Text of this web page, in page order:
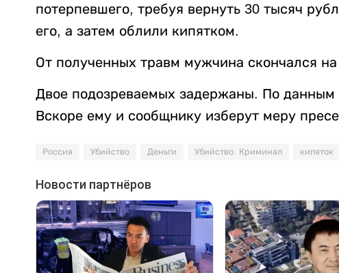
потерпевшего, требуя вернуть 30 тысяч
его, а затем облили кипятком.
От полученных травм мужчина скончался
Двое подозреваемых задержаны. По данным
Вскоре ему и сообщнику изберут меру
Россия Убийство Деньги Убийство. Криминал кипяток